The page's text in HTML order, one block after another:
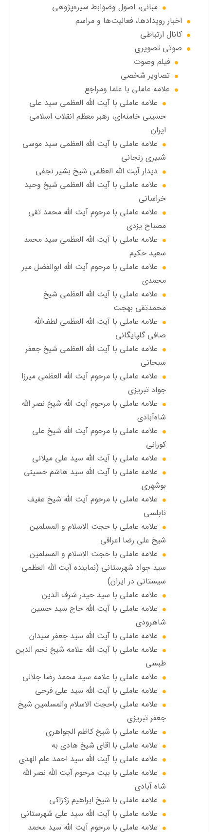
مبانی، اصول وضوابط سيره‌پژوهی
اخبار رويدادها، فعاليت‌ها و مراسم
كانال ارتباطي
صوتي تصويري
فیلم وصوت
تصاویر شخصی
علامه عاملي با علما ومراجع
علامه عاملي با آیت الله العظمی سید علی
حسینی خامنه‌ای، رهبر معظم انقلاب اسلامی
ایران
علامه عاملي با آيت الله العظمى سید موسی
شبيري زنجاني
ديدار آيت الله العظمى شيخ بشير نجفي
علامه عاملی با آيت الله العظمى شيخ وحيد
خراساني
علامه عاملی با مرحوم آيت الله محمد تقي
مصباح يزدي
علامه عاملي با آیت الله العظمی سید محمد
سعید حکیم
علامه عاملي با مرحوم آیت الله ابوالفضل مير
محمدي
علامه عاملی با آيت الله العظمى شيخ
محمدتقی بهجت
علامه عاملي با آیت الله العظمی لطف‌الله
صافی گلپایگانی
علامه عاملی با آيت الله العظمى شيخ جعفر
سبحاني
علامه عاملی با مرحوم آيت الله العظمى ميرزا
جواد تبريزي
علامه عاملی با مرحوم آيت الله شيخ نصر الله
شاه‌آبادي
علامه عاملی با مرحوم آيت الله شيخ علي
كوراني
علامه عاملی با آیت الله سيد علي ميلاني
علامه عاملی با آيت الله سید هاشم حسینی
بوشهری
علامه عاملی با مرحوم آيت الله شيخ عفيف
نابلسي
علامه عاملي با حجت الاسلام و المسلمین
شیخ علی رضا اعرافی
علامه عاملي با حجت الاسلام و المسلمین
سید جواد شهرستانی (نماینده آیت الله العظمى
سیستانی در ایران)
علامه عاملي با سيد حیدر شرف الدين
علامه عاملي با آیت‌ الله حاج سید حسین
شاهرودی
علامه عاملي با آیت الله سید جعفر سيدان
علامه عاملي با آیت الله علامه شيخ نجم الدين
طبسي
علامه عاملي با علامه سيد محمد رضا جلالي
علامه عاملي با آيت الله سید علی فرحی
علامه عاملي باحجت الاسلام والمسلمين شیخ
جعفر تبریزی
علامه عاملی با شيخ كاظم الجواهري
علامه عاملي با اقای شیخ هادی به
علامه عاملي با آیت الله سید احمد علم الهدی
علامه عاملي با بيت مرحوم آيت الله نصر الله
شاه آبادی
علامه عاملي با شیخ ابراهیم زکزاکی
علامه عاملي با آيت الله سید علی شهرستانی
علامه عاملي با مرحوم آیت الله سید محمد